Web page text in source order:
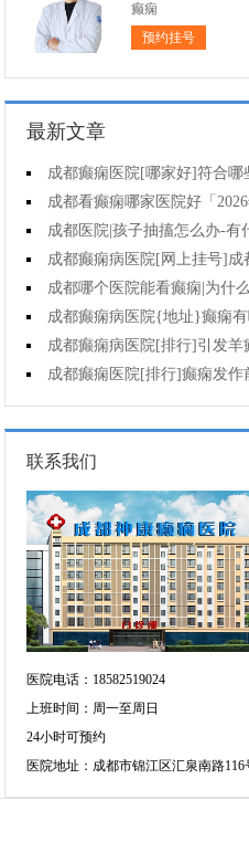
癫痫
预约挂号
最新文章
成都癫痫医院[哪家好]符合哪
条件可减药、停药?
成都看癫痫哪家医院好「
度公布」孩子高烧不退当心变成
痫!
成都医院|孩子抽搐怎么办-有
么好的方法可以预防癫痫发作?
成都癫痫病医院[网上挂号]成
哪里有治疗癫痫的中医?
成都哪个医院能看癫痫|为什
己会得癫痫病?
成都癫痫病医院{地址}癫痫
些危害?
成都癫痫病医院[排行]引发羊
疯的因素有哪些?
成都癫痫医院[排行]癫痫发作
有感觉吗?
联系我们
医院电话：18582519024
上班时间：周一至周日
24小时可预约
医院地址：成都市锦江区汇泉南路116